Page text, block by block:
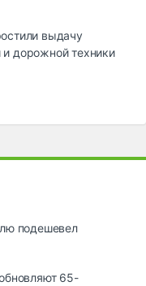
выдачу
дорожной техники
подешевел
65-